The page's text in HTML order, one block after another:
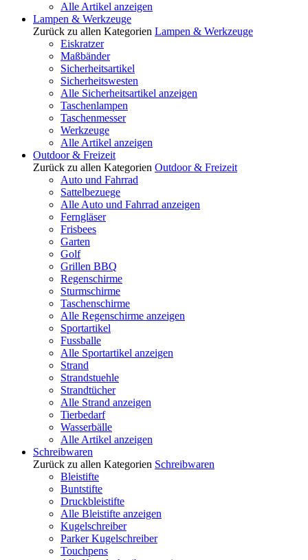
Alle Artikel anzeigen
Lampen & Werkzeuge
Zurück zu allen Kategorien Lampen & Werkzeuge
Eiskratzer
Maßbänder
Sicherheitsartikel
Sicherheitswesten
Alle Sicherheitsartikel anzeigen
Taschenlampen
Taschenmesser
Werkzeuge
Alle Artikel anzeigen
Outdoor & Freizeit
Zurück zu allen Kategorien Outdoor & Freizeit
Auto und Fahrrad
Sattelbezuege
Alle Auto und Fahrrad anzeigen
Ferngläser
Frisbees
Garten
Golf
Grillen BBQ
Regenschirme
Sturmschirme
Taschenschirme
Alle Regenschirme anzeigen
Sportartikel
Fussballe
Alle Sportartikel anzeigen
Strand
Strandstuehle
Strandtücher
Alle Strand anzeigen
Tierbedarf
Wasserbälle
Alle Artikel anzeigen
Schreibwaren
Zurück zu allen Kategorien Schreibwaren
Bleistifte
Buntstifte
Druckbleistifte
Alle Bleistifte anzeigen
Kugelschreiber
Parker Kugelschreiber
Touchpens